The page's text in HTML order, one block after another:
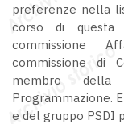
preferenze nella
corso di
commissione
commissione di
membro
Programmazione.
e del gruppo PSDI